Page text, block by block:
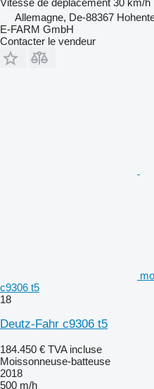
Allemagne, De-88367
E-FARM GmbH
Contacter le vendeur
c9306 t5
18
Deutz-Fahr c9306 t5
184.450 € TVA incluse
Moissonneuse-batteuse
2018
500 m/h